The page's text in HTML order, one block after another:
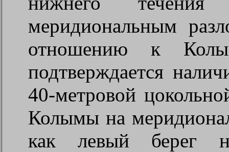
меридиональным
отношению к
подтверждается
40-метровой
Колымы на
как левый берег